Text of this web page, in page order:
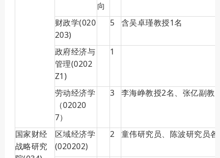
向
财政学(020
203)
5 含吴卓瑾教授1名
政府经济与
管理(0202
Z1)
1
劳动经济学
（02020
7）
3 李海峥教授2名、张亿副教
国家财经
战略研究
区域经济学
(020202)
2 童伟研究员、陈波研究员